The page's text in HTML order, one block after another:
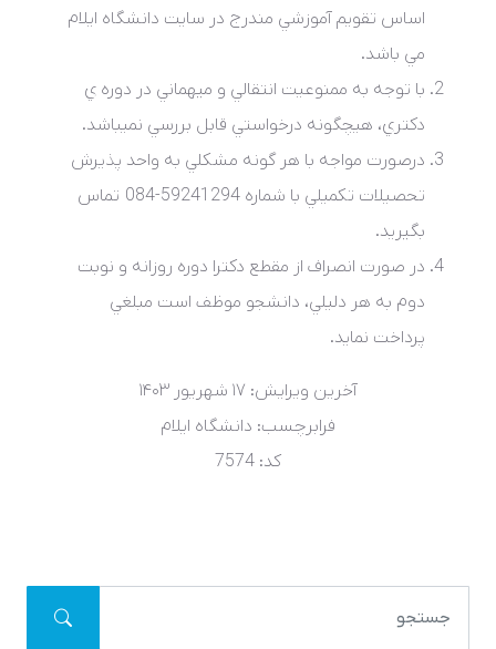
اساس تقويم آموزشي مندرج در سايت دانشگاه ايلام
مي باشد.
با توجه به ممنوعيت انتقالي و ميهماني در دوره­ ي
دکتري، هيچگونه درخواستي قابل بررسي نمي­باشد.
درصورت مواجه با هر گونه مشکلي به واحد پذيرش
تحصيلات تکميلي با شماره 59241294-084 تماس
بگيريد.
در صورت انصراف از مقطع دکترا دوره روزانه و نوبت
دوم به هر دليلي، دانشجو موظف است مبلغي
پرداخت نمايد.
آخرین ویرایش: ۱۷ شهريور ۱۴۰۳
فرابرچسب: دانشگاه ایلام
کد: 7574